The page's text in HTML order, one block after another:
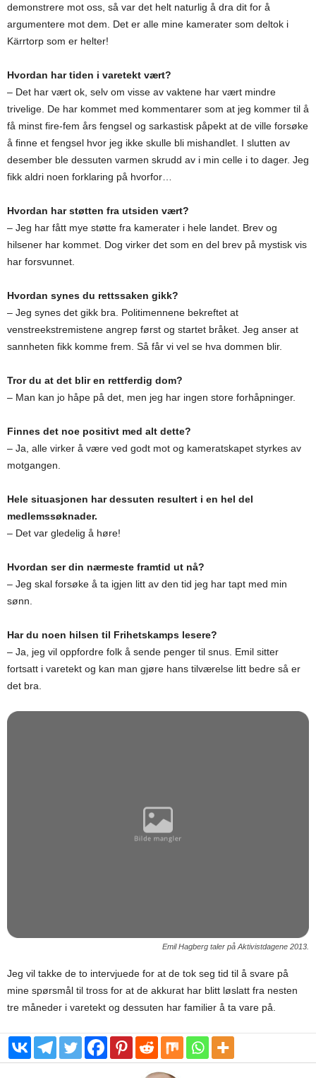
demonstrere mot oss, så var det helt naturlig å dra dit for å
argumentere mot dem. Det er alle mine kamerater som deltok i
Kärrtorp som er helter!
Hvordan har tiden i varetekt vært?
– Det har vært ok, selv om visse av vaktene har vært mindre
trivelige. De har kommet med kommentarer som at jeg kommer til å
få minst fire-fem års fengsel og sarkastisk påpekt at de ville forsøke
å finne et fengsel hvor jeg ikke skulle bli mishandlet. I slutten av
desember ble dessuten varmen skrudd av i min celle i to dager. Jeg
fikk aldri noen forklaring på hvorfor…
Hvordan har støtten fra utsiden vært?
– Jeg har fått mye støtte fra kamerater i hele landet. Brev og
hilsener har kommet. Dog virker det som en del brev på mystisk vis
har forsvunnet.
Hvordan synes du rettssaken gikk?
– Jeg synes det gikk bra. Politimennene bekreftet at
venstreekstremistene angrep først og startet bråket. Jeg anser at
sannheten fikk komme frem. Så får vi vel se hva dommen blir.
Tror du at det blir en rettferdig dom?
– Man kan jo håpe på det, men jeg har ingen store forhåpninger.
Finnes det noe positivt med alt dette?
– Ja, alle virker å være ved godt mot og kameratskapet styrkes av
motgangen.
Hele situasjonen har dessuten resultert i en hel del
medlemssøknader.
– Det var gledelig å høre!
Hvordan ser din nærmeste framtid ut nå?
– Jeg skal forsøke å ta igjen litt av den tid jeg har tapt med min
sønn.
Har du noen hilsen til Frihetskamps lesere?
– Ja, jeg vil oppfordre folk å sende penger til snus. Emil sitter
fortsatt i varetekt og kan man gjøre hans tilværelse litt bedre så er
det bra.
Emil Hagberg taler på Aktivistdagene 2013.
Jeg vil takke de to intervjuede for at de tok seg tid til å svare på
mine spørsmål til tross for at de akkurat har blitt løslatt fra nesten
tre måneder i varetekt og dessuten har familier å ta vare på.